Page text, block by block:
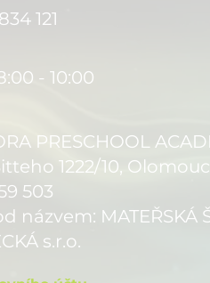
121
- 10:00
PRESCHOOL
1222/10,
503
názvem: MATEŘSKÁ
s.r.o.